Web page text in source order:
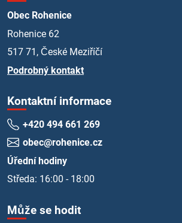
Obec Rohenice
Rohenice 62
517 71, České Meziříčí
Podrobný kontakt
Kontaktní informace
+420 494 661 269
obec@rohenice.cz
Úřední hodiny
Středa: 16:00 - 18:00
Může se hodit